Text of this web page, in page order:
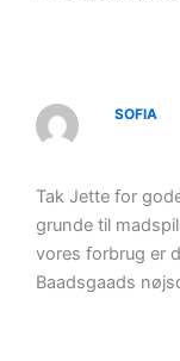
SOFIA
Tak Jette for
grunde til
vores forbrug er
Baadsgaads